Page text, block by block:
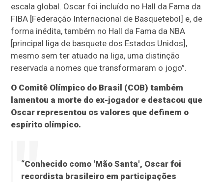
escala global. Oscar foi incluído no Hall da Fama da
FIBA [Federação Internacional de Basquetebol] e, de
forma inédita, também no Hall da Fama da NBA
[principal liga de basquete dos Estados Unidos],
mesmo sem ter atuado na liga, uma distinção
reservada a nomes que transformaram o jogo”.
O Comitê Olímpico do Brasil (COB) também
lamentou a morte do ex-jogador e destacou que
Oscar representou os valores que definem o
espírito olímpico.
“Conhecido como 'Mão Santa', Oscar foi
recordista brasileiro em participações